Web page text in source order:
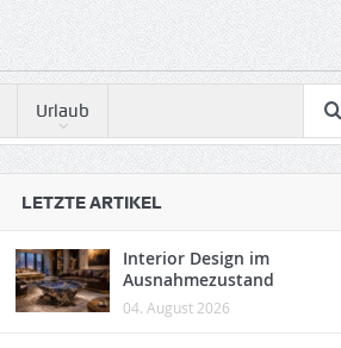
Urlaub
LETZTE ARTIKEL
Interior Design im
Ausnahmezustand
04. August 2026